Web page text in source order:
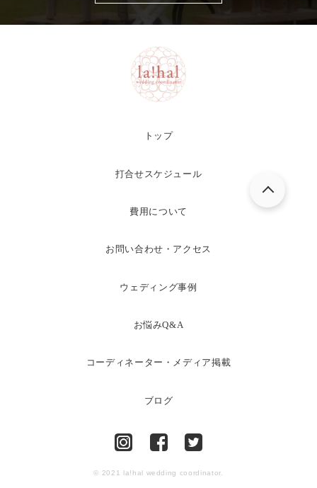
トップ
打合せスケジュール
費用について
お問い合わせ・アクセス
ウェディング事例
お悩みQ&A
コーディネーター・メディア掲載
ブログ
© 2021 la!hal wedding coordinator.